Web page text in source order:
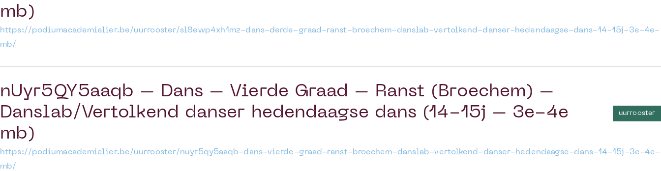
mb)
https://podiumacademielier.be/uurrooster/sl8ewp4xh1mz-dans-derde-graad-ranst-broechem-danslab-vertolkend-danser-hedendaagse-dans-14-15j-3e-4e-
mb/
nUyr5QY5aaqb – Dans – Vierde Graad – Ranst (Broechem) –
Danslab/Vertolkend danser hedendaagse dans (14-15j – 3e-4e
mb)
uurrooster
https://podiumacademielier.be/uurrooster/nuyr5qy5aaqb-dans-vierde-graad-ranst-broechem-danslab-vertolkend-danser-hedendaagse-dans-14-15j-3e-4e-
mb/